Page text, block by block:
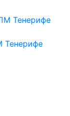
Тенерифе